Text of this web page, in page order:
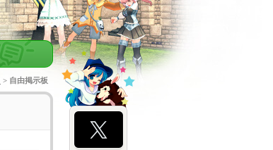
> 自由掲示板